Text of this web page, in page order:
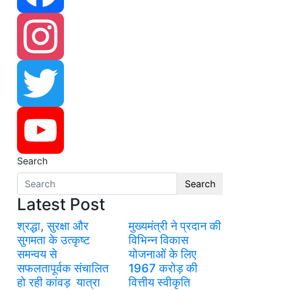
Facebook
Instagram
Twitter
YouTube
Search
Search
Latest Post
श्रद्धा, सुरक्षा और
सुगमता के उत्कृष्ट
समन्वय से
सफलतापूर्वक संचालित
हो रही कांवड़ यात्रा
मुख्यमंत्री ने प्रदान की
विभिन्न विकास
योजनाओं के लिए
1967 करोड़ की
वित्तीय स्वीकृति